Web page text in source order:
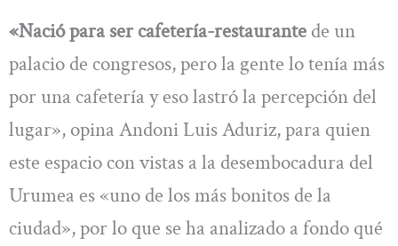
«Nació para ser cafetería-restaurante de un
palacio de congresos, pero la gente lo tenía más
por una cafetería y eso lastró la percepción del
lugar», opina Andoni Luis Aduriz, para quien
este espacio con vistas a la desembocadura del
Urumea es «uno de los más bonitos de la
ciudad», por lo que se ha analizado a fondo qué